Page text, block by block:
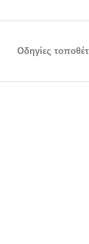
Οδηγίες